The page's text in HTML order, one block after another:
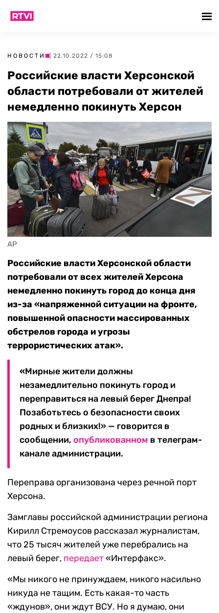
НОВОСТИ | 22.10.2022 / 15:08
Российские власти Херсонской
области потребовали от жителей
немедленно покинуть Херсон
AP
Российские власти Херсонской области
потребовали от всех жителей Херсона
немедленно покинуть город до конца дня
из-за «напряженной ситуации на фронте,
повышенной опасности массированных
обстрелов города и угрозы
террористических атак».
«Мирные жители должны
незамедлительно покинуть город и
переправиться на левый берег Днепра!
Позаботьтесь о безопасности своих
родных и близких!» — говорится в
сообщении, опубликованном в телеграм-
канале администрации.
Переправа организована через речной порт
Херсона.
Замглавы российской администрации региона
Кирилл Стремоусов рассказал журналистам,
что 25 тысяч жителей уже перебрались на
левый берег, передает«Интерфакс».
«Мы никого не принуждаем, никого насильно
никуда не тащим. Есть какая-то часть
«ждунов», они ждут ВСУ. Но я думаю, они